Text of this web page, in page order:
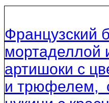
Французский
мортаделлой
артишоки с
и трюфелем,